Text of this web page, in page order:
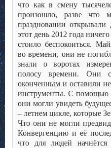
что как в смену
произошло, разве что
праздновании
этот день 2012 года
стоило беспокоиться.
во времени, они не
знали о воротах
полосу времени. Они
оконченным и оставили
инструменты. С помощью
они могли увидеть
– летнем цикле, которые
Что они не могли
Конвергенцию и её
что для людей начнётся